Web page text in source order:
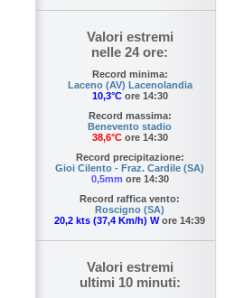
Valori estremi
nelle 24 ore:
Record minima:
Laceno (AV) Lacenolandia
10,3°Core 14:30
Record massima:
Benevento stadio
38,6°Core 14:30
Record precipitazione:
Gioi Cilento - Fraz. Cardile (SA)
0,5mm ore 14:30
Record raffica vento:
Roscigno (SA)
20,2 kts (37,4 Km/h) Wore 14:39
Valori estremi
ultimi 10 minuti: